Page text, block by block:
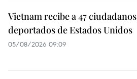
Vietnam recibe a 47 ciudadanos
deportados de Estados Unidos
05/08/2026 09:09